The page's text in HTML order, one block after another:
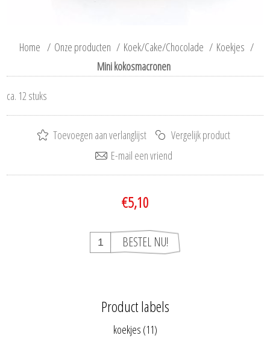
Home / Onze producten / Koek/Cake/Chocolade / Koekjes /
Mini kokosmacronen
ca. 12 stuks
€5,10
Product labels
koekjes (11)